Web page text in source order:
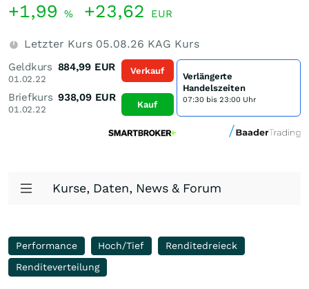
+1,99 % +23,62 EUR
Letzter Kurs 05.08.26 KAG Kurs
Geldkurs
01.02.22
884,99 EUR
Briefkurs
01.02.22
938,09 EUR
Verkauf
Kauf
Verlängerte
Handelszeiten
07:30 bis 23:00 Uhr
Kurse, Daten, News & Forum
Performance Hoch/Tief
Renditedreieck
Renditeverteilung